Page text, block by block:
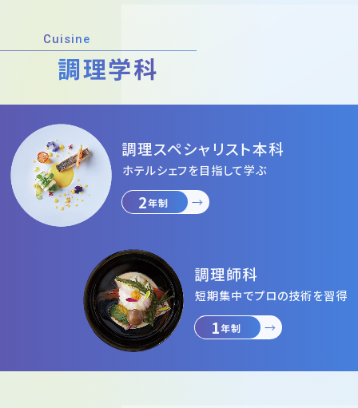
Cuisine
調理学科
調理スペシャ リスト本科
ホテルシェフを⽬指して学ぶ
2年制
調理師科
短期集中でプロの技術を習得
1年制